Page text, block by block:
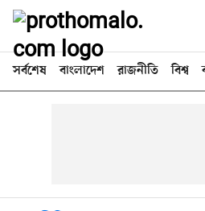
সর্বশেষ বাংলাদেশ রাজনীতি বিশ্ব